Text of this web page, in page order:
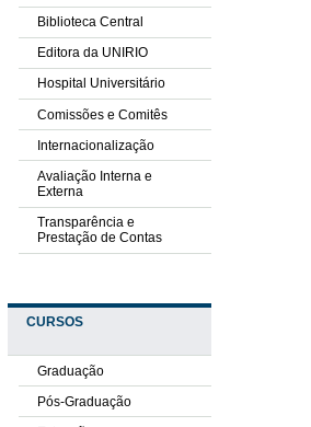
Biblioteca Central
Editora da UNIRIO
Hospital Universitário
Comissões e Comitês
Internacionalização
Avaliação Interna e
Externa
Transparência e
Prestação de Contas
CURSOS
Graduação
Pós-Graduação